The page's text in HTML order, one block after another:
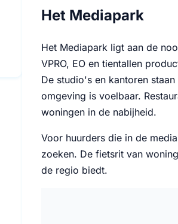
Het Mediapark
Het Mediapark ligt aan de
VPRO, EO en tientallen
De studio's en kantoren
omgeving is voelbaar.
woningen in de nabijheid.
Voor huurders die in de
zoeken. De fietsrit van
de regio biedt.